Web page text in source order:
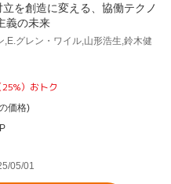
を創造に変える、協働テクノ
義の未来
,E.グレン・ワイル,山形浩生,鈴木健
）おトク
価格)
05/01